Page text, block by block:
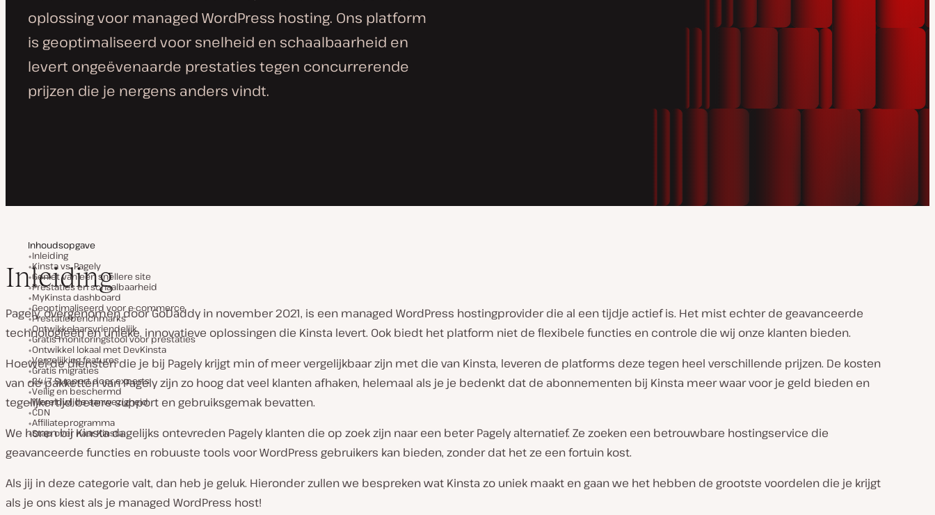
oplossing voor managed WordPress hosting. Ons platform
is geoptimaliseerd voor snelheid en schaalbaarheid en
levert ongeëvenaarde prestaties tegen concurrerende
prijzen die je nergens anders vindt.
Inhoudsopgave
Inleiding
Kinsta vs. Pagely
Geniet van een snellere site
Prestaties en schaalbaarheid
MyKinsta dashboard
Geoptimaliseerd voor e-commerce
Prestatiebenchmarks
Ontwikkelaarsvriendelijk
Gratis monitoringstool voor prestaties
Ontwikkel lokaal met DevKinsta
Vergelijking features
Gratis migraties
24/7 Support door experts
Veilig en beschermd
Wereldwijde aanwezigheid
CDN
Affiliateprogramma
Stap over naar Kinsta
Inleiding
Pagely, overgenomen door GoDaddy in november 2021, is een managed WordPress hostingprovider die al een tijdje actief is. Het mist echter de geavanceerde
technologieën en unieke, innovatieve oplossingen die Kinsta levert. Ook biedt het platform niet de flexibele functies en controle die wij onze klanten bieden.
Hoewel de diensten die je bij Pagely krijgt min of meer vergelijkbaar zijn met die van Kinsta, leveren de platforms deze tegen heel verschillende prijzen. De kosten
van de pakketten van Pagely zijn zo hoog dat veel klanten afhaken, helemaal als je je bedenkt dat de abonnementen bij Kinsta meer waar voor je geld bieden en
tegelijkertijd betere support en gebruiksgemak bevatten.
We horen bij Kinsta dagelijks ontevreden Pagely klanten die op zoek zijn naar een beter Pagely alternatief. Ze zoeken een betrouwbare hostingservice die
geavanceerde functies en robuuste tools voor WordPress gebruikers kan bieden, zonder dat het ze een fortuin kost.
Als jij in deze categorie valt, dan heb je geluk. Hieronder zullen we bespreken wat Kinsta zo uniek maakt en gaan we het hebben de grootste voordelen die je krijgt
als je ons kiest als je managed WordPress host!